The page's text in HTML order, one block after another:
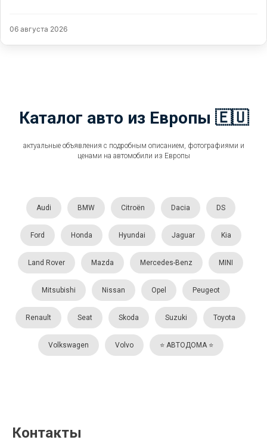
06 августа 2026
Каталог авто из Европы 🇪🇺
актуальные объявления с подробным описанием, фотографиями и
ценами на автомобили из Европы
Audi BMW Citroën Dacia DS
Ford Honda Hyundai Jaguar Kia
Land Rover Mazda Mercedes-Benz MINI
Mitsubishi Nissan Opel Peugeot
Renault Seat Skoda Suzuki Toyota
Volkswagen Volvo ⭐️ АВТОДОМА ⭐️
Контакты